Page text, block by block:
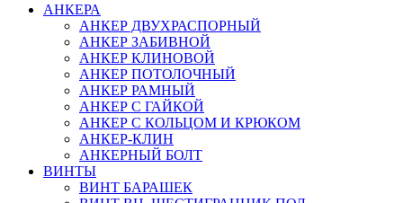
АНКЕРА
АНКЕР ДВУХРАСПОРНЫЙ
АНКЕР ЗАБИВНОЙ
АНКЕР КЛИНОВОЙ
АНКЕР ПОТОЛОЧНЫЙ
АНКЕР РАМНЫЙ
АНКЕР С ГАЙКОЙ
АНКЕР С КОЛЬЦОМ И КРЮКОМ
АНКЕР-КЛИН
АНКЕРНЫЙ БОЛТ
ВИНТЫ
ВИНТ БАРАШЕК